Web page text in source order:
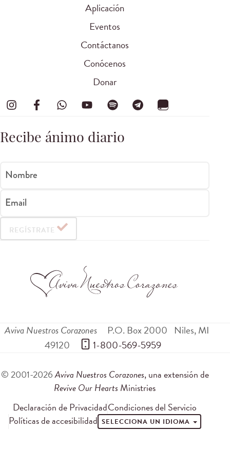
Aplicación
Eventos
Contáctanos
Conócenos
Donar
Recibe ánimo diario
Nombre
Email
REGÍSTRATE
Aviva Nuestros Corazones P.O. Box 2000 Niles,MI
49120
1-800-569-5959
© 2001-2026Aviva Nuestros Corazones, una extensión de
Revive Our Hearts Ministries
Declaración de PrivacidadCondiciones del Servicio
Políticas de accesibilidad SELECCIONA UN IDIOMA